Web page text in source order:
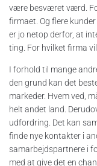
være besværet værd.
firmaet. Og flere
er jo netop derfor, at
ting. For hvilket firma
I forhold til mange
den grund kan det
markeder. Hvem ved,
helt andet land.
udfordring. Det kan
finde nye kontakter i
samarbejdspartnere i
med at give det en